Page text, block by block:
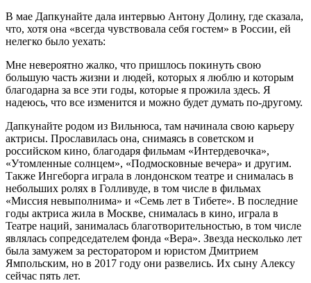
В мае Дапкунайте дала интервью Антону Долину, где сказала,
что, хотя она «всегда чувствовала себя гостем» в России, ей
нелегко было уехать:
Мне невероятно жалко, что пришлось покинуть свою
большую часть жизни и людей, которых я люблю и которым
благодарна за все эти годы, которые я прожила здесь. Я
надеюсь, что все изменится и можно будет думать по-другому.
Дапкунайте родом из Вильнюса, там начинала свою карьеру
актрисы. Прославилась она, снимаясь в советском и
российском кино, благодаря фильмам «Интердевочка»,
«Утомленные солнцем», «Подмосковные вечера» и другим.
Также Ингеборга играла в лондонском театре и снималась в
небольших ролях в Голливуде, в том числе в фильмах
«Миссия невыполнима» и «Семь лет в Тибете». В последние
годы актриса жила в Москве, снималась в кино, играла в
Театре наций, занималась благотворительностью, в том числе
являлась сопредседателем фонда «Вера». Звезда несколько лет
была замужем за ресторатором и юристом Дмитрием
Ямпольским, но в 2017 году они развелись. Их сыну Алексу
сейчас пять лет.